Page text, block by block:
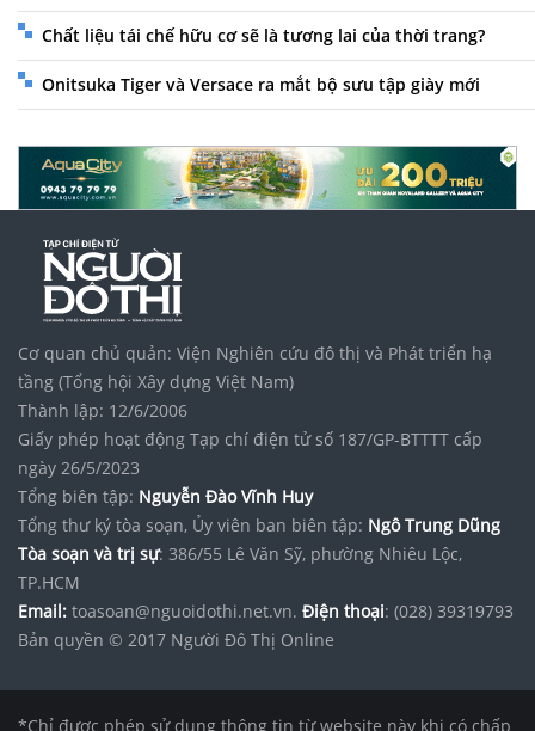
Chất liệu tái chế hữu cơ sẽ là tương lai của thời trang?
Onitsuka Tiger và Versace ra mắt bộ sưu tập giày mới
Cơ quan chủ quản: Viện Nghiên cứu đô thị và Phát triển hạ
tầng (Tổng hội Xây dựng Việt Nam)
Thành lập: 12/6/2006
Giấy phép hoạt động Tạp chí điện tử số 187/GP-BTTTT cấp
ngày 26/5/2023
Tổng biên tập: Nguyễn Đào Vĩnh Huy
Tổng thư ký tòa soạn, Ủy viên ban biên tập: Ngô Trung Dũng
Tòa soạn và trị sự: 386/55 Lê Văn Sỹ, phường Nhiêu Lộc,
TP.HCM
Email: toasoan@nguoidothi.net.vn. Điện thoại: (028) 39319793
Bản quyền © 2017 Người Đô Thị Online
*Chỉ được phép sử dụng thông tin từ website này khi có chấp